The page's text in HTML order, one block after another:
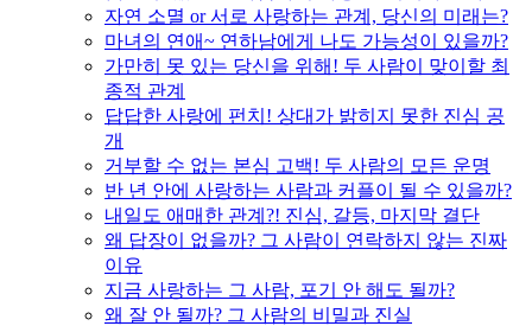
자연 소멸 or 서로 사랑하는 관계, 당신의 미래는?
마녀의 연애~ 연하남에게 나도 가능성이 있을까?
가만히 못 있는 당신을 위해! 두 사람이 맞이할 최
종적 관계
답답한 사랑에 펀치! 상대가 밝히지 못한 진심 공
개
거부할 수 없는 본심 고백! 두 사람의 모든 운명
반 년 안에 사랑하는 사람과 커플이 될 수 있을까?
내일도 애매한 관계?! 진심, 갈등, 마지막 결단
왜 답장이 없을까? 그 사람이 연락하지 않는 진짜
이유
지금 사랑하는 그 사람, 포기 안 해도 될까?
왜 잘 안 될까? 그 사람의 비밀과 진실